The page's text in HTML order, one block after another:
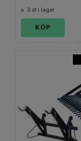
3 st i lager
KÖP